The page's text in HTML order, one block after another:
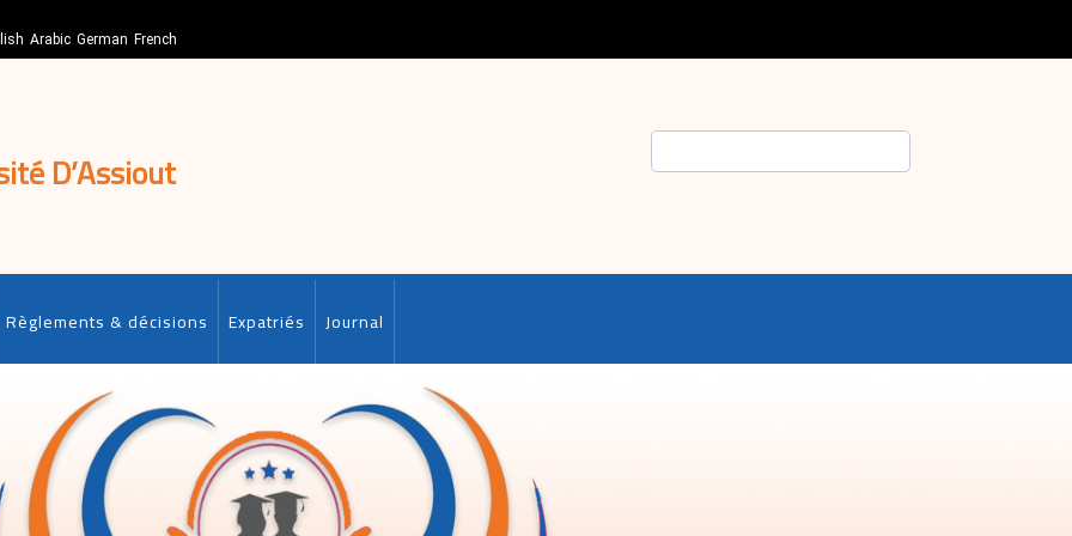
Arabic German French
D’Assiout
Règlements & décisions Expatriés Journal